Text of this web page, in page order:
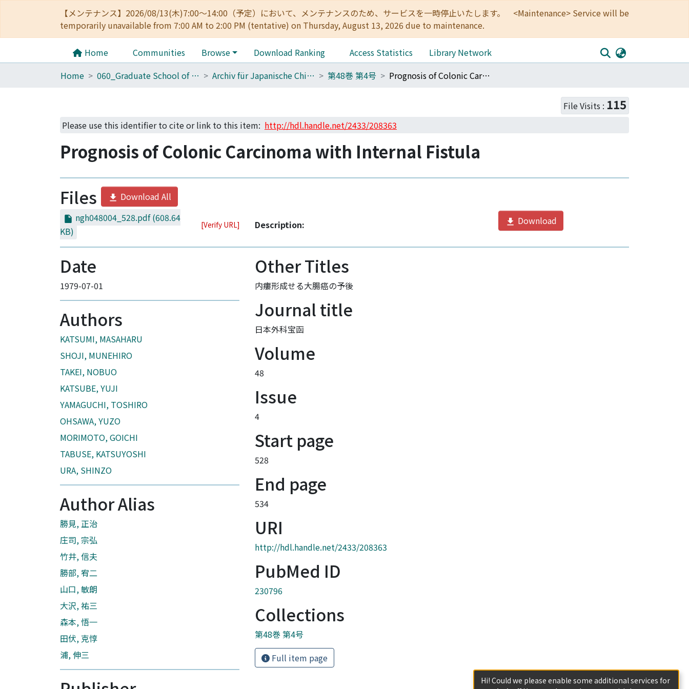
【メンテナンス】2026/08/13(木)7:00～14:00（予定）において、メンテナンスのため、サービスを一時停止いたします。 <Maintenance> Service will be
temporarily unavailable from 7:00 AM to 2:00 PM (tentative) on Thursday, August 13, 2026 due to maintenance.
Home Communities Browse Download Ranking Access Statistics
Library Network
Home
060_Graduate School of Medicine Archiv für Japanische Chirurgie 第48巻 第4号 Prognosis of Colonic Carcinoma with Internal Fistula
File Visits : 115
Please use this identifier to cite or link to this item: http://hdl.handle.net/2433/208363
Prognosis of Colonic Carcinoma with Internal Fistula
Files
Download All
ngh048004_528.pdf(608.64
KB)
[Verify URL] Description: Download
Date
1979-07-01
Authors
KATSUMI, MASAHARU
SHOJI, MUNEHIRO
TAKEI, NOBUO
KATSUBE, YUJI
YAMAGUCHI, TOSHIRO
OHSAWA, YUZO
MORIMOTO, GOICHI
TABUSE, KATSUYOSHI
URA, SHINZO
Author Alias
勝見, 正治
庄司, 宗弘
竹井, 信夫
勝部, 宥二
山口, 敏朗
大沢, 祐三
森本, 悟一
田伏, 克惇
浦, 伸三
Other Titles
内瘻形成せる大腸癌の予後
Journal title
日本外科宝函
Volume
48
Issue
4
Start page
528
End page
534
URI
http://hdl.handle.net/2433/208363
PubMed ID
230796
Collections
第48巻 第4号
Full item page
Hi! Could we please enable some additional services for